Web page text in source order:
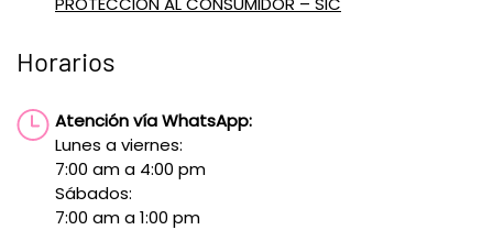
Horarios
Atención vía WhatsApp:
Lunes a viernes:
7:00 am a 4:00 pm
Sábados:
7:00 am a 1:00 pm